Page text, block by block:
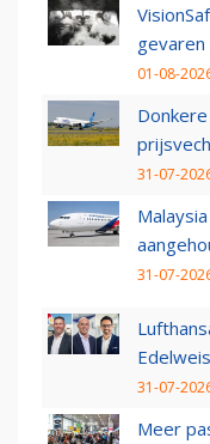
01-08-
31-07-
31-07-
31-07-
Meer